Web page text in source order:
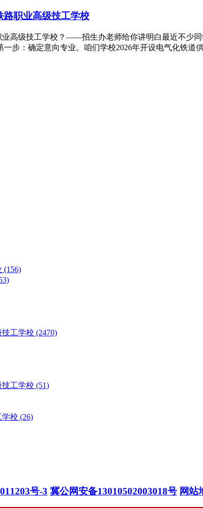
路职业高级技工学校
高级技工学校？——招生办老师给你讲明白最近不少
步：确定意向专业。咱们学校2026年开设电气化铁
(156)
工学校 (2470)
工学校​ (51)
校 (26)
号-3 冀公网安备13010502003018号 网站